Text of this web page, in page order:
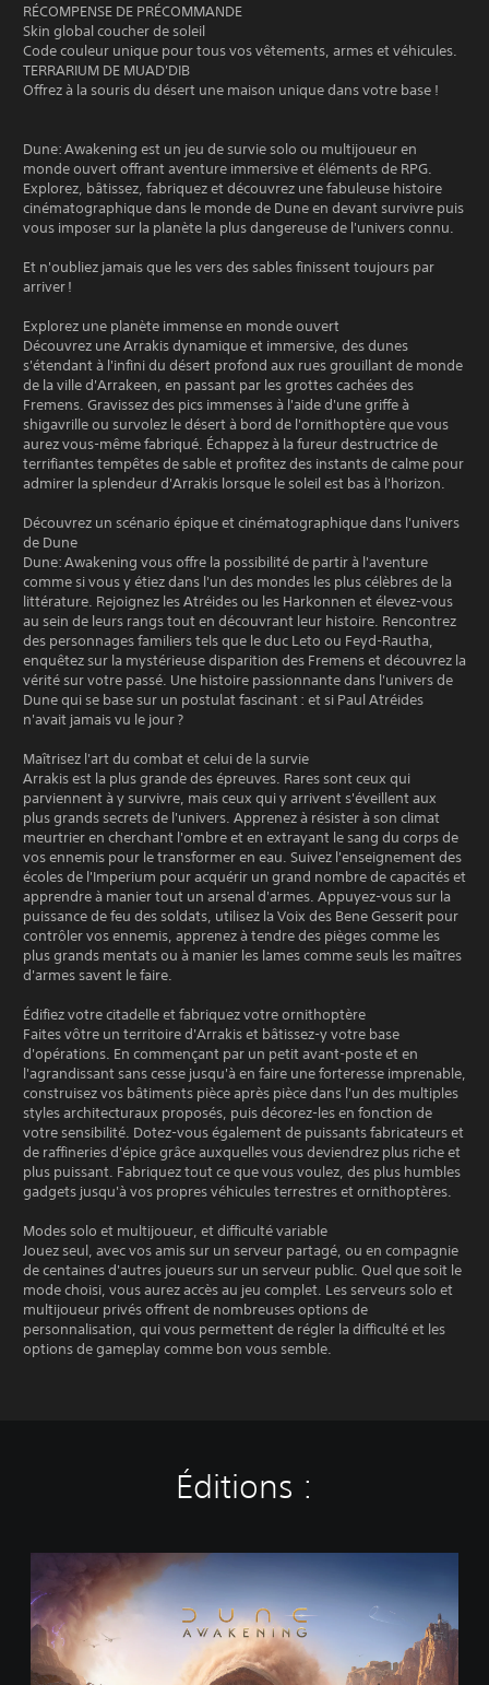
RÉCOMPENSE DE PRÉCOMMANDE
Skin global coucher de soleil
Code couleur unique pour tous vos vêtements, armes et véhicules.
TERRARIUM DE MUAD'DIB
Offrez à la souris du désert une maison unique dans votre base !
Dune: Awakening est un jeu de survie solo ou multijoueur en
monde ouvert offrant aventure immersive et éléments de RPG.
Explorez, bâtissez, fabriquez et découvrez une fabuleuse histoire
cinématographique dans le monde de Dune en devant survivre puis
vous imposer sur la planète la plus dangereuse de l'univers connu.
Et n'oubliez jamais que les vers des sables finissent toujours par
arriver !
Explorez une planète immense en monde ouvert
Découvrez une Arrakis dynamique et immersive, des dunes
s'étendant à l'infini du désert profond aux rues grouillant de monde
de la ville d'Arrakeen, en passant par les grottes cachées des
Fremens. Gravissez des pics immenses à l'aide d'une griffe à
shigavrille ou survolez le désert à bord de l'ornithoptère que vous
aurez vous-même fabriqué. Échappez à la fureur destructrice de
terrifiantes tempêtes de sable et profitez des instants de calme pour
admirer la splendeur d'Arrakis lorsque le soleil est bas à l'horizon.
Découvrez un scénario épique et cinématographique dans l'univers
de Dune
Dune: Awakening vous offre la possibilité de partir à l'aventure
comme si vous y étiez dans l'un des mondes les plus célèbres de la
littérature. Rejoignez les Atréides ou les Harkonnen et élevez-vous
au sein de leurs rangs tout en découvrant leur histoire. Rencontrez
des personnages familiers tels que le duc Leto ou Feyd-Rautha,
enquêtez sur la mystérieuse disparition des Fremens et découvrez la
vérité sur votre passé. Une histoire passionnante dans l'univers de
Dune qui se base sur un postulat fascinant : et si Paul Atréides
n'avait jamais vu le jour ?
Maîtrisez l'art du combat et celui de la survie
Arrakis est la plus grande des épreuves. Rares sont ceux qui
parviennent à y survivre, mais ceux qui y arrivent s'éveillent aux
plus grands secrets de l'univers. Apprenez à résister à son climat
meurtrier en cherchant l'ombre et en extrayant le sang du corps de
vos ennemis pour le transformer en eau. Suivez l'enseignement des
écoles de l'Imperium pour acquérir un grand nombre de capacités et
apprendre à manier tout un arsenal d'armes. Appuyez-vous sur la
puissance de feu des soldats, utilisez la Voix des Bene Gesserit pour
contrôler vos ennemis, apprenez à tendre des pièges comme les
plus grands mentats ou à manier les lames comme seuls les maîtres
d'armes savent le faire.
Édifiez votre citadelle et fabriquez votre ornithoptère
Faites vôtre un territoire d'Arrakis et bâtissez-y votre base
d'opérations. En commençant par un petit avant-poste et en
l'agrandissant sans cesse jusqu'à en faire une forteresse imprenable,
construisez vos bâtiments pièce après pièce dans l'un des multiples
styles architecturaux proposés, puis décorez-les en fonction de
votre sensibilité. Dotez-vous également de puissants fabricateurs et
de raffineries d'épice grâce auxquelles vous deviendrez plus riche et
plus puissant. Fabriquez tout ce que vous voulez, des plus humbles
gadgets jusqu'à vos propres véhicules terrestres et ornithoptères.
Modes solo et multijoueur, et difficulté variable
Jouez seul, avec vos amis sur un serveur partagé, ou en compagnie
de centaines d'autres joueurs sur un serveur public. Quel que soit le
mode choisi, vous aurez accès au jeu complet. Les serveurs solo et
multijoueur privés offrent de nombreuses options de
personnalisation, qui vous permettent de régler la difficulté et les
options de gameplay comme bon vous semble.
Éditions :
d
i
t
o